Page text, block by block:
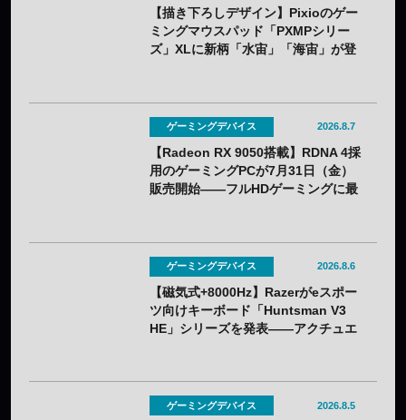
【描き下ろしデザイン】Pixioのゲー
ミングマウスパッド「PXMPシリー
ズ」XLに新柄「水宙」「海宙」が登
ゲーミングデバイス 2026.8.7
【Radeon RX 9050搭載】RDNA 4採
用のゲーミングPCが7月31日（金）
販売開始——フルHDゲーミングに最
ゲーミングデバイス 2026.8.6
【磁気式+8000Hz】Razerがeスポー
ツ向けキーボード「Huntsman V3
HE」シリーズを発表——アクチュエ
ゲーミングデバイス 2026.8.5